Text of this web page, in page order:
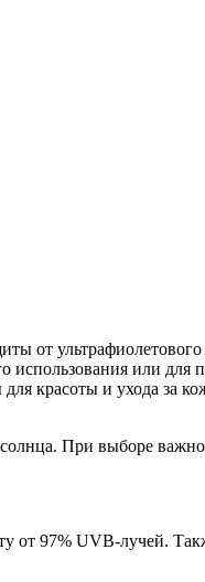
от ультрафиолетового
использования или для
красоты и ухода за
При выборе
от 97% UVB-лучей.